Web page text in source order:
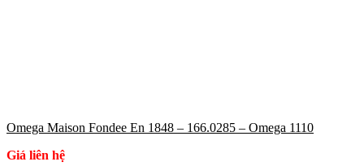
Omega Maison Fondee En 1848 – 166.0285 – Omega 1110
Giá liên hệ